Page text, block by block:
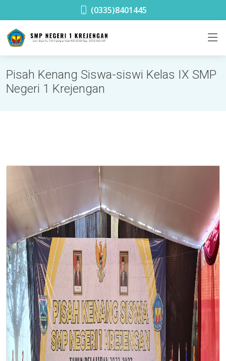
(0335)8401445
Pisah Kenang Siswa-siswi Kelas IX SMP
Negeri 1 Krejengan